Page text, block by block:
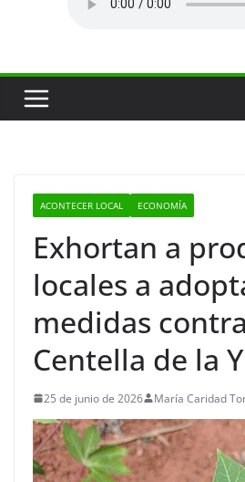
ACONTECER LOCAL ECONOMÍA
Exhortan a
locales a
medidas
Centella de la
25 de junio de 2026 María Caridad